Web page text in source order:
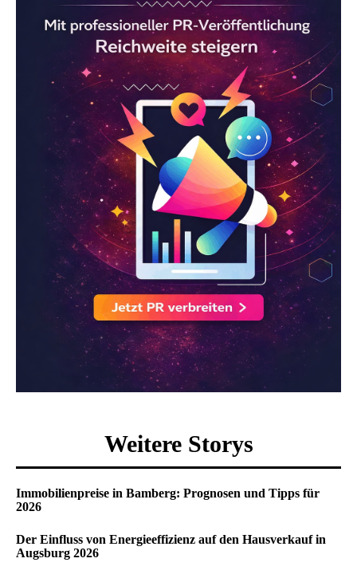
Weitere Storys
Immobilienpreise in Bamberg: Prognosen und Tipps für
2026
Der Einfluss von Energieeffizienz auf den Hausverkauf in
Augsburg 2026